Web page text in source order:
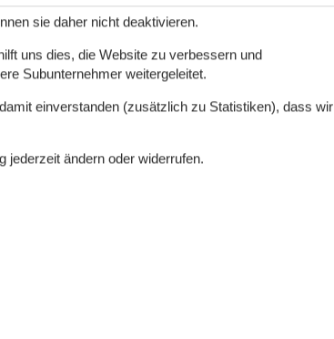
gibt es
1-3
zur
sie daher nicht deaktivieren.
uns dies, die Website zu verbessern und
Subunternehmer weitergeleitet.
einverstanden (zusätzlich zu Statistiken), dass wir
jederzeit ändern oder widerrufen.